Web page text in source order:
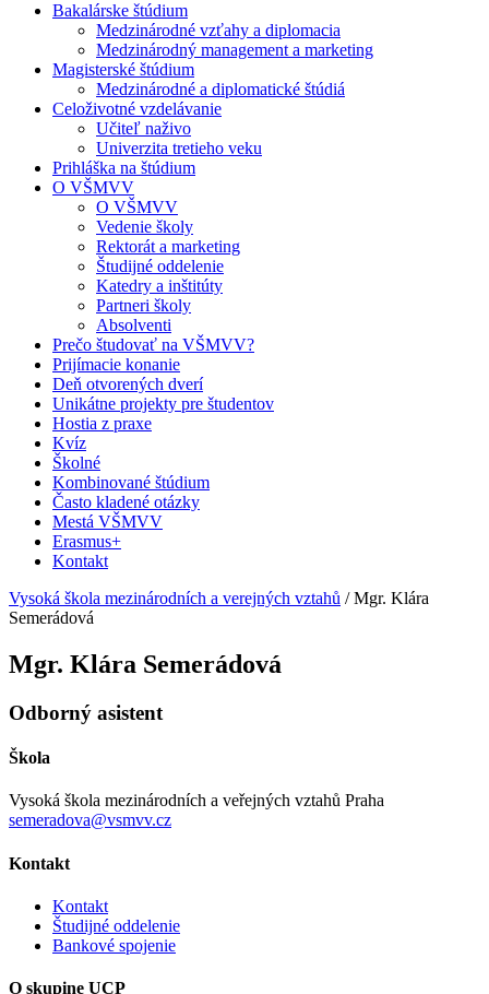
Bakalárske štúdium
Medzinárodné vzťahy a diplomacia
Medzinárodný management a marketing
Magisterské štúdium
Medzinárodné a diplomatické štúdiá
Celoživotné vzdelávanie
Učiteľ naživo
Univerzita tretieho veku
Prihláška na štúdium
O VŠMVV
O VŠMVV
Vedenie školy
Rektorát a marketing
Študijné oddelenie
Katedry a inštitúty
Partneri školy
Absolventi
Prečo študovať na VŠMVV?
Prijímacie konanie
Deň otvorených dverí
Unikátne projekty pre študentov
Hostia z praxe
Kvíz
Školné
Kombinované štúdium
Často kladené otázky
Mestá VŠMVV
Erasmus+
Kontakt
Vysoká škola mezinárodních a verejných vztahů /Mgr. Klára
Semerádová
Mgr. Klára Semerádová
Odborný asistent
Škola
Vysoká škola mezinárodních a veřejných vztahů Praha
semeradova@vsmvv.cz
Kontakt
Kontakt
Študijné oddelenie
Bankové spojenie
O skupine UCP